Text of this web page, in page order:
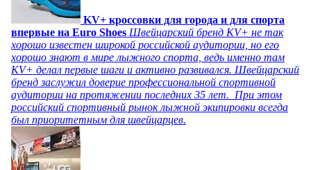
KV+ кроссовки для города и для спорта
впервые на Euro Shoes Швейцарский бренд KV+ не так
хорошо известен широкой российской аудитории, но его
хорошо знают в мире лыжного спорта, ведь именно там
KV+ делал первые шаги и активно развивался. Швейцарский
бренд заслужил доверие профессиональной спортивной
аудитории на протяжении последних 35 лет. При этом
российский спортивный рынок лыжной экипировки всегда
был приоритетным для швейцарцев.